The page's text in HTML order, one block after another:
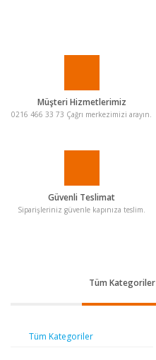
Müşteri Hizmetlerimiz
0216 466 33 73 Çağrı merkezimizi arayın.
Güvenli Teslimat
Siparişleriniz güvenle kapınıza teslim.
Tüm Kategoriler
Tüm Kategoriler